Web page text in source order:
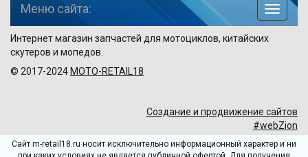
по
Меню сайта:
Интернет магазин запчастей для мотоциклов, китайских
скутеров и мопедов.
© 2017-2024 MOTO-RETAIL18
Создание и продвижение сайтов
#webZion
Сайт m-retail18.ru носит исключительно информационный характер и ни